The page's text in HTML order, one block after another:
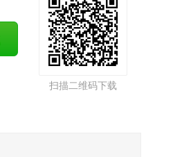
扫描二维码下载